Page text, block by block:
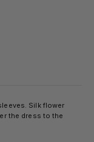
Silk flower
the dress to the